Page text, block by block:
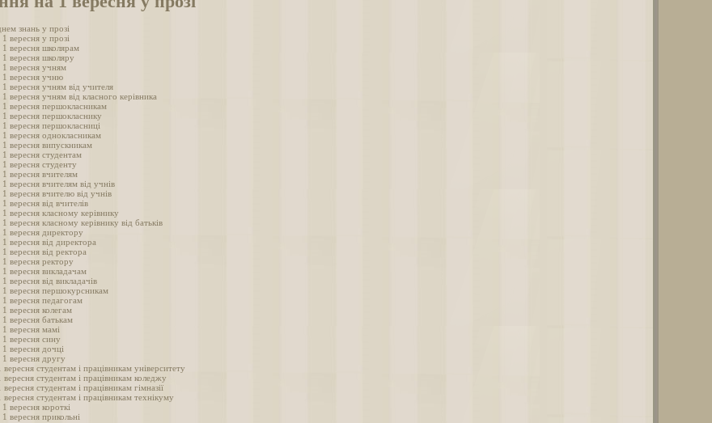
знань у прозі
вересня у прозі
1 вересня школярам
вересня школяру
1 вересня учням
1 вересня учню
вересня учням від учителя
вересня учням від класного керівника
1 вересня першокласникам
вересня першокласнику
вересня першокласниці
вересня однокласникам
вересня випускникам
вересня студентам
вересня студенту
вересня вчителям
вересня вчителям від учнів
вересня вчителю від учнів
вересня від вчителів
вересня класному керівнику
вересня класному керівнику від батьків
вересня директору
вересня від директора
вересня від ректора
вересня ректору
вересня викладачам
вересня від викладачів
1 вересня першокурсникам
вересня педагогам
вересня колегам
вересня батькам
вересня мамі
вересня сину
вересня дочці
вересня другу
вересня студентам і працівникам університету
вересня студентам і працівникам коледжу
студентам і працівникам гімназії
вересня студентам і працівникам технікуму
вересня короткі
вересня прикольні